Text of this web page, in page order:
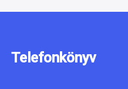
Telefonkönyv